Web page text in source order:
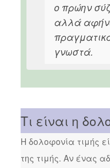
ο πρώην
αλλά
γνωστά.
Τι είναι η
Η δολοφονία τιμής
της τιμής. Αν ένας